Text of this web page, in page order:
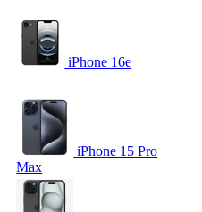
iPhone 16e
iPhone 15 Pro
Max